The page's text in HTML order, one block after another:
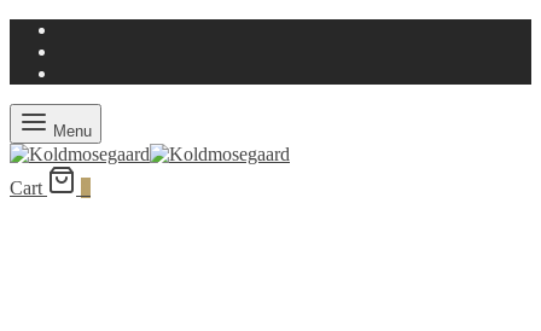
Menu
Cart